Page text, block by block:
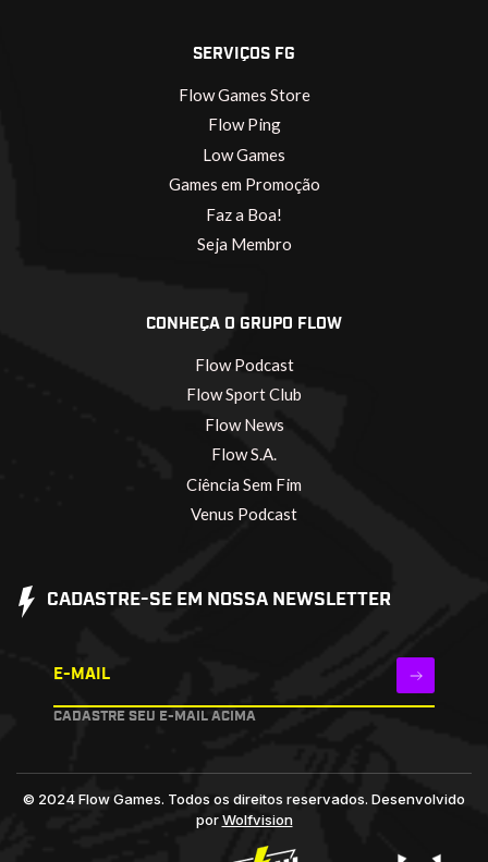
SERVIÇOS FG
Flow Games Store
Flow Ping
Low Games
Games em Promoção
Faz a Boa!
Seja Membro
CONHEÇA O GRUPO FLOW
Flow Podcast
Flow Sport Club
Flow News
Flow S.A.
Ciência Sem Fim
Venus Podcast
CADASTRE-SE EM NOSSA NEWSLETTER
E-MAIL
CADASTRE SEU E-MAIL ACIMA
© 2024 Flow Games. Todos os direitos reservados. Desenvolvido
porWolfvision